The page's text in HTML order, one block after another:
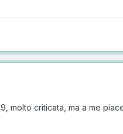
molto criticata, ma a me